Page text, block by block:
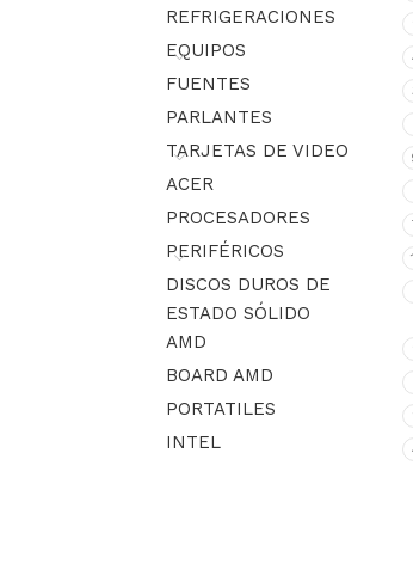
REFRIGERACIONES
EQUIPOS
FUENTES
PARLANTES
TARJETAS DE VIDEO
ACER
PROCESADORES
PERIFÉRICOS
DISCOS DUROS DE
ESTADO SÓLIDO
AMD
BOARD AMD
PORTATILES
INTEL